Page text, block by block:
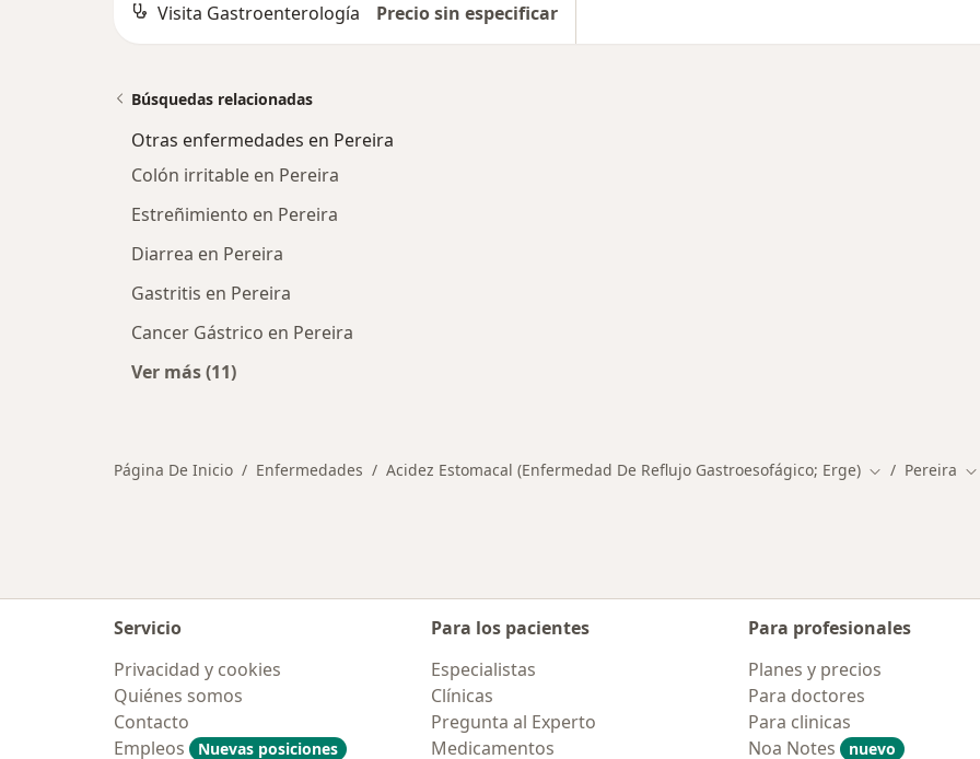
Visita Gastroenterología Precio sin especificar
Búsquedas relacionadas
Otras enfermedades en Pereira
Colón irritable en Pereira
Estreñimiento en Pereira
Diarrea en Pereira
Gastritis en Pereira
Cancer Gástrico en Pereira
Ver más (11)
Página De Inicio Enfermedades Acidez Estomacal (Enfermedad De Reflujo Gastroesofágico; Erge) Cambiar de
Pereira
Servicio
Privacidad y cookies
Quiénes somos
Contacto
Empleos
Nuevas posiciones
Para los pacientes
Especialistas
Clínicas
Pregunta al Experto
Medicamentos
Para profesionales
Planes y precios
Para doctores
Para clinicas
Noa Notes
nuevo